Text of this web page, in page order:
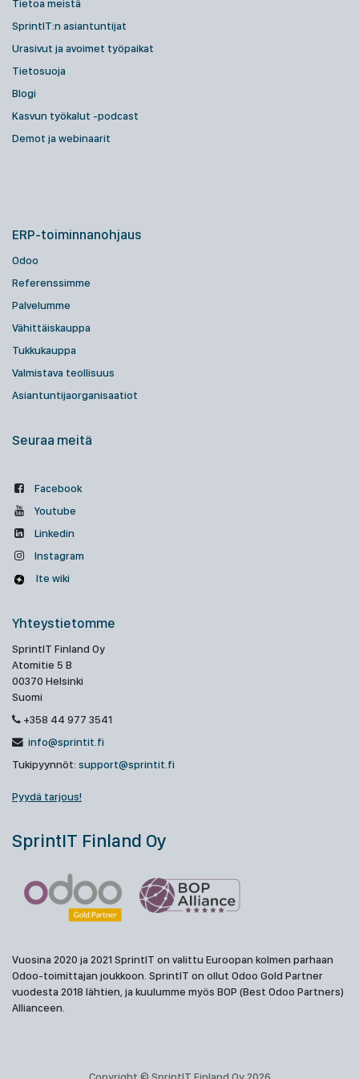
Tietoa meistä
SprintIT:n asiantuntijat
Urasivut ja avoimet työpaikat
Tietosuoja
Blogi
Kasvun työkalut -podcast
Demot ja webinaarit
ERP-toiminnanohjaus
Odoo
Referenssimme
Palvelumme
Vähittäiskauppa
Tukkukauppa
Valmistava teollisuus
Asiantuntijaorganisaatiot
Seuraa meitä
Facebook
Youtube
Linkedin
Instagram
Ite wiki
Yhteystietomme
SprintIT Finland Oy
Atomitie 5 B
00370 Helsinki
Suomi
+358 44 977 3541
info@sprintit.fi
Tukipyynnöt: support@sprintit.fi
Pyydä tarjous!
SprintIT Finland Oy
Vuosina 2020 ja 2021 SprintIT on valittu Euroopan kolmen parhaan
Odoo-toimittajan joukkoon. SprintIT on ollut Odoo Gold Partner
vuodesta 2018 lähtien, ja kuulumme myös BOP (Best Odoo Partners)
Allianceen.
Copyright © SprintIT Finland Oy 2026